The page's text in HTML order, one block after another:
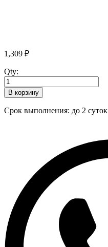
1,309 ₽
Qty:
В корзину
Срок выполнения: до 2 суток